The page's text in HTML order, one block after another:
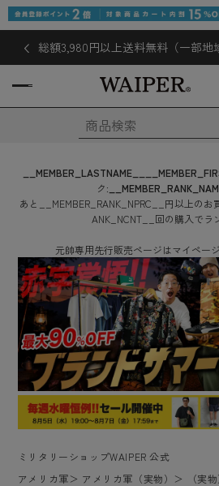
総額3,980円以上送料無料（一部地
__MEMBER_LASTNAME__
ク:
あと
__MEMBER_RANK_NPRC__ 円以上のお
ANK_NCNT__ 回の購入でラ
元帥専用先行販売ページはマイペー
ミリタリーショップWAIPER 公式
アメリカ軍＞ アメリカ軍（実物） ＞
（実